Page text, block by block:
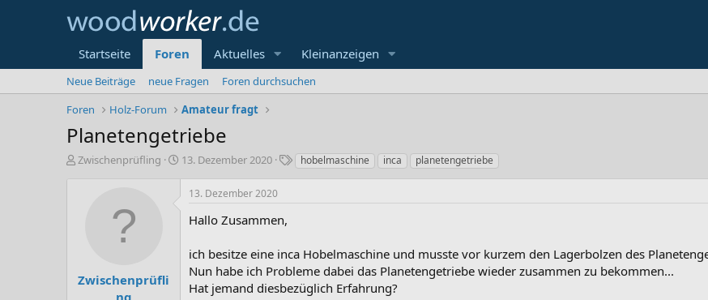
Startseite Foren Aktuelles Kleinanzeigen
Neue Beiträge neue Fragen
Foren durchsuchen
Foren
Holz-Forum Amateur fragt
Planetengetriebe
E
r
Zwischenprüfling
E
m
13. Dezember 2020
S
o
r
t
hobelmaschine inca planetengetriebe
Zwischenprüfli
ng
13. Dezember 2020
Hallo Zusammen,
ich besitze eine inca Hobelmaschine und musste vor kurzem den Lagerbolzen des
Nun habe ich Probleme dabei das Planetengetriebe wieder zusammen zu bekommen...
Hat jemand diesbezüglich Erfahrung?